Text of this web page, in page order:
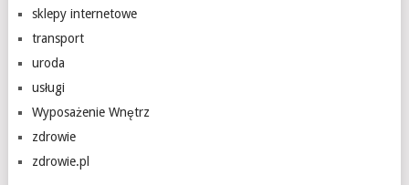
sklepy internetowe
transport
uroda
usługi
Wyposażenie Wnętrz
zdrowie
zdrowie.pl